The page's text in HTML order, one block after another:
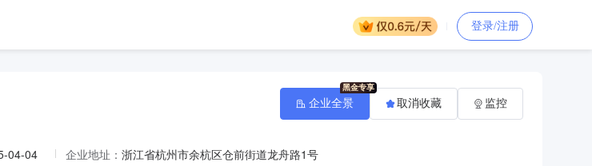
登录/注册
04-04 企业地址： 浙江省杭州市余杭区仓前街道龙舟路1号
企业全景 取消收藏 监控